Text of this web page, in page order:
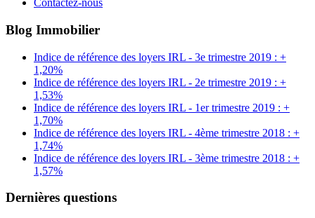
Contactez-nous
Blog Immobilier
Indice de référence des loyers IRL - 3e trimestre 2019 : +
1,20%
Indice de référence des loyers IRL - 2e trimestre 2019 : +
1,53%
Indice de référence des loyers IRL - 1er trimestre 2019 : +
1,70%
Indice de référence des loyers IRL - 4ème trimestre 2018 : +
1,74%
Indice de référence des loyers IRL - 3ème trimestre 2018 : +
1,57%
Dernières questions